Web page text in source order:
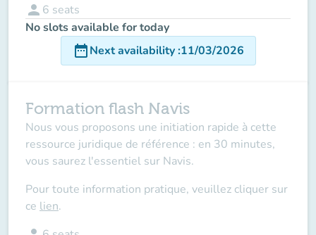
person 6 seats
No slots available for today
date_rangeNext availability:11/03/2026
Formation flash Navis
Nous vous proposons une initiation rapide à cette
ressource juridique de référence : en 30 minutes,
vous saurez l'essentiel sur Navis.
Pour toute information pratique, veuillez cliquer sur
ce lien.